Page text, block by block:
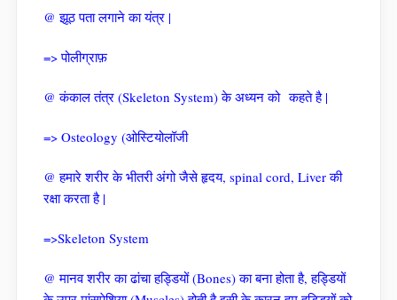
@ झूठ पता लगाने का यंत्र |
=> पोलीग्राफ़
@ कंकाल तंत्र (Skeleton System) के अध्यन को कहते है |
=> Osteology (ओस्टियोलॉजी
@ हमारे शरीर के भीतरी अंगो जैसे हृदय, spinal cord, Liver की
रक्षा करता है |
=>Skeleton System
@ मानव शरीर का ढांचा हड्डियों (Bones) का बना होता है, हड्डियों